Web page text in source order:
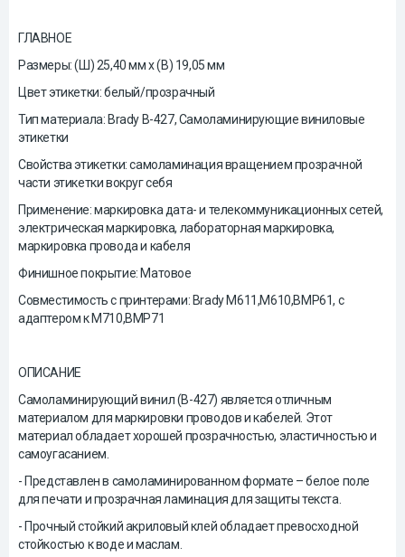
ГЛАВНОЕ
Размеры: (Ш) 25,40 мм x (В) 19,05 мм
Цвет этикетки: белый/прозрачный
Тип материала: Brady B-427, Самоламинирующие виниловые
этикетки
Свойства этикетки: самоламинация вращением прозрачной
части этикетки вокруг себя
Применение: маркировка дата- и телекоммуникационных сетей,
электрическая маркировка, лабораторная маркировка,
маркировка провода и кабеля
Финишное покрытие: Матовое
Совместимость с принтерами: Brady М611,М610,ВМР61, c
адаптером к М710,ВМР71
ОПИСАНИЕ
Самоламинирующий винил (B-427) является отличным
материалом для маркировки проводов и кабелей. Этот
материал обладает хорошей прозрачностью, эластичностью и
самоугасанием.
- Представлен в самоламинированном формате – белое поле
для печати и прозрачная ламинация для защиты текста.
- Прочный стойкий акриловый клей обладает превосходной
стойкостью к воде и маслам.